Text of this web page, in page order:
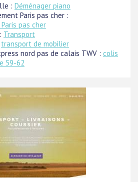
: Déménager piano
Paris pas cher :
pas cher
Transport
transport de mobilier
nord pas de calais TWV : colis
59-62